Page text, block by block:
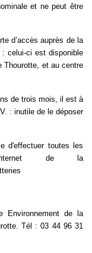
et ne peut être
d’accès auprès de la
celui-ci est disponible
Thourotte, et au centre
de trois mois, il est à
: inutile de le déposer
d'effectuer toutes les
de la
Environnement de la
Tél : 03 44 96 31